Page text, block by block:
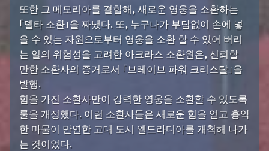
또한 그 메모리아를 결합해, 새로운 영웅을 소환하는
「델타 소환」을 짜냈다. 또, 누구나가 부담없이 손에 넣
을 수 있는 자원으로부터 영웅을 소환 할 수 있어 버리
는 일의 위험성을 고려한 아크라스 소환원은, 신뢰할
만한 소환사의 증거로서 「브레이브 파워 크리스탈」을
발행.
힘을 가진 소환사만이 강력한 영웅을 소환할 수 있도록
룰을 개정했다. 이런 소환사들은 새로운 힘을 얻고 흉악
한 마물이 만연한 고대 도시 엘드라디아를 개척해 나가
는 것이었다.